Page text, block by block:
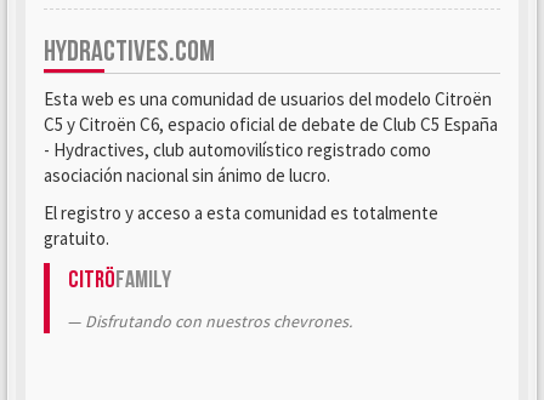
HYDRACTIVES.COM
Esta web es una comunidad de usuarios del modelo Citroën
C5 y Citroën C6, espacio oficial de debate de Club C5 España
- Hydractives, club automovilístico registrado como
asociación nacional sin ánimo de lucro.
El registro y acceso a esta comunidad es totalmente
gratuito.
CitröFamily
Disfrutando con nuestros chevrones.